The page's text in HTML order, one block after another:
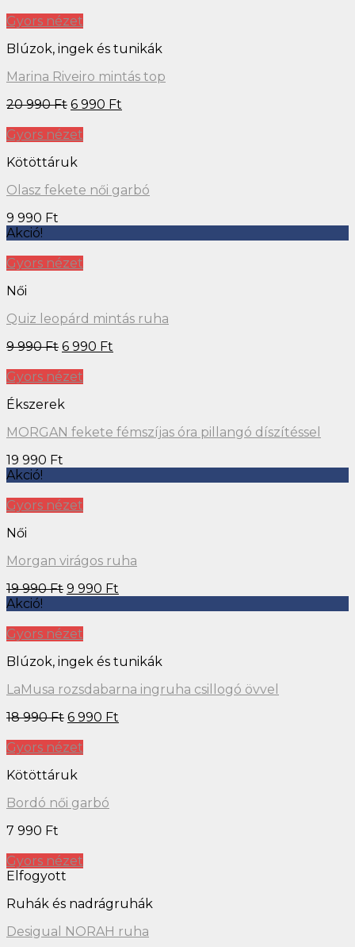
Gyors nézet
Blúzok, ingek és tunikák
Marina Riveiro mintás top
20 990Ft 6 990 Ft
Gyors nézet
Kötöttáruk
Olasz fekete női garbó
9 990 Ft
Akció!
Gyors nézet
Női
Quiz leopárd mintás ruha
9 990Ft 6 990 Ft
Gyors nézet
Ékszerek
MORGAN fekete fémszíjas óra pillangó díszítéssel
19 990 Ft
Akció!
Gyors nézet
Női
Morgan virágos ruha
19 990Ft 9 990 Ft
Akció!
Gyors nézet
Blúzok, ingek és tunikák
LaMusa rozsdabarna ingruha csillogó övvel
18 990Ft 6 990 Ft
Gyors nézet
Kötöttáruk
Bordó női garbó
7 990 Ft
Gyors nézet
Elfogyott
Ruhák és nadrágruhák
Desigual NORAH ruha